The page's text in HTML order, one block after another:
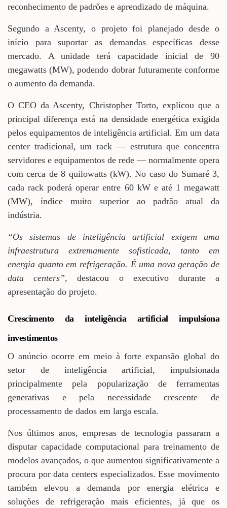
reconhecimento de padrões e aprendizado de máquina.
Segundo a Ascenty, o projeto foi planejado desde o
início para suportar as demandas específicas desse
mercado. A unidade terá capacidade inicial de 90
megawatts (MW), podendo dobrar futuramente conforme
o aumento da demanda.
O CEO da Ascenty, Christopher Torto, explicou que a
principal diferença está na densidade energética exigida
pelos equipamentos de inteligência artificial. Em um data
center tradicional, um rack — estrutura que concentra
servidores e equipamentos de rede — normalmente opera
com cerca de 8 quilowatts (kW). No caso do Sumaré 3,
cada rack poderá operar entre 60 kW e até 1 megawatt
(MW), índice muito superior ao padrão atual da
indústria.
“Os sistemas de inteligência artificial exigem uma
infraestrutura extremamente sofisticada, tanto em
energia quanto em refrigeração. É uma nova geração de
data centers”, destacou o executivo durante a
apresentação do projeto.
Crescimento da inteligência artificial impulsiona
investimentos
O anúncio ocorre em meio à forte expansão global do
setor de inteligência artificial, impulsionada
principalmente pela popularização de ferramentas
generativas e pela necessidade crescente de
processamento de dados em larga escala.
Nos últimos anos, empresas de tecnologia passaram a
disputar capacidade computacional para treinamento de
modelos avançados, o que aumentou significativamente a
procura por data centers especializados. Esse movimento
também elevou a demanda por energia elétrica e
soluções de refrigeração mais eficientes, já que os